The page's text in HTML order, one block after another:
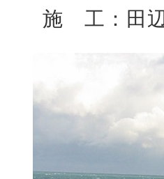
施 工：田